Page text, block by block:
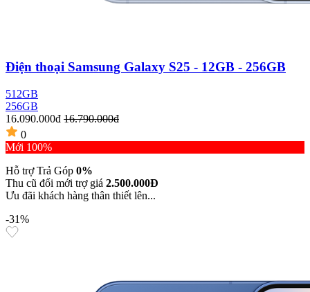
Điện thoại Samsung Galaxy S25 - 12GB - 256GB
512GB
256GB
16.090.000đ 16.790.000đ
0
Mới 100%
Hỗ trợ Trả Góp 0%
Thu cũ đổi mới trợ giá 2.500.000Đ
Ưu đãi khách hàng thân thiết lên...
-31%